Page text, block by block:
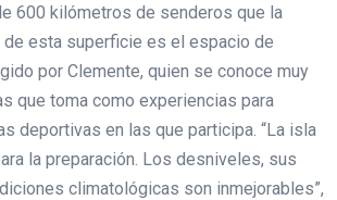
600 kilómetros de senderos que la
de esta superficie es el espacio de
por Clemente, quien se conoce muy
que toma como experiencias para
deportivas en las que participa. “La isla
la preparación. Los desniveles, sus
climatológicas son inmejorables”,